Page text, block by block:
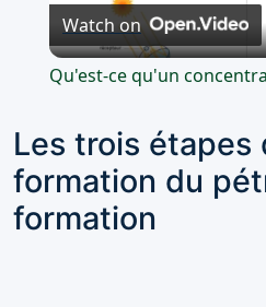
Watch on
Qu'est-ce qu'un
Les trois étapes
formation du
formation